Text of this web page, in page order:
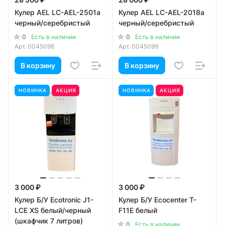
Кулер AEL LC-AEL-2501a
черный/серебристый
0
Есть в наличии
Арт. 0045098
В корзину
Кулер AEL LC-AEL-2018a
черный/серебристый
0
Есть в наличии
Арт. 0045099
В корзину
НОВИНКА АКЦИЯ
3 000 ₽
Кулер Б/У Ecotronic J1-
LCE XS белый/черный
(шкафчик 7 литров)
НОВИНКА АКЦИЯ
3 000 ₽
Кулер Б/У Ecocenter T-
F11E белый
0 Есть в наличии